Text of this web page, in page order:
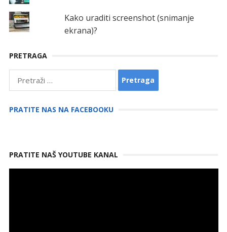
Kako uraditi screenshot (snimanje
ekrana)?
PRETRAGA
Pretraga:
PRATITE NAS NA FACEBOOKU
PRATITE NAŠ YOUTUBE KANAL